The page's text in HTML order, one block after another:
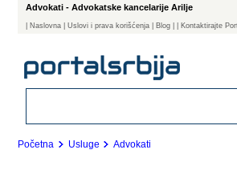
Advokati - Advokatske kancelarije Arilje
Naslovna | Uslovi i prava korišćenja Blog | Kontaktirajte
Početna Usluge Advokati